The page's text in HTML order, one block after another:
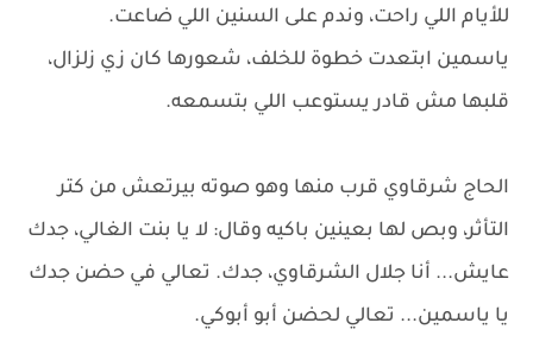
للأيام اللي راحت، وندم على السنين اللي ضاعت.
ياسمين ابتعدت خطوة للخلف، شعورها كان زي زلزال،
قلبها مش قادر يستوعب اللي بتسمعه.
الحاج شرقاوي قرب منها وهو صوته بيرتعش من كتر
التأثر، وبص لها بعينين باكيه وقال: لا يا بنت الغالي، جدك
عايش... أنا جلال الشرقاوي، جدك. تعالي في حضن جدك
يا ياسمين... تعالي لحضن أبو أبوكي.